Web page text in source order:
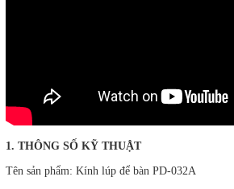
1. THÔNG SỐ KỸ THUẬT
Tên sản phẩm: Kính lúp để bàn PD-032A